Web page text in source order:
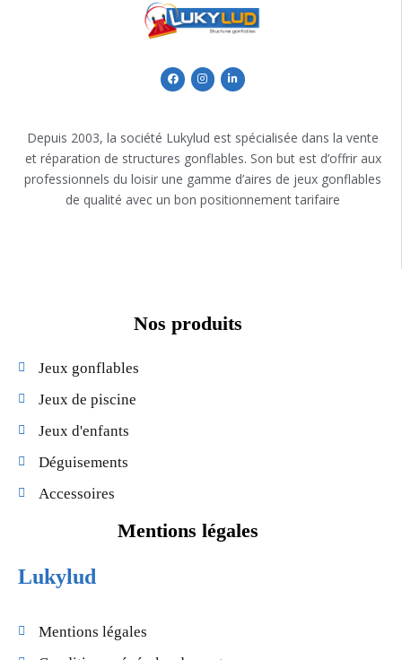
Depuis 2003, la société Lukylud est spécialisée dans la vente
et réparation de structures gonflables. Son but est d’offrir aux
professionnels du loisir une gamme d’aires de jeux gonflables
de qualité avec un bon positionnement tarifaire
Nos produits
Jeux gonflables
Jeux de piscine
Jeux d'enfants
Déguisements
Accessoires
Mentions légales
Lukylud
Mentions légales